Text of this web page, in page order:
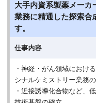
大手内資系製薬メーカ
業務に精通した探索合
す。
仕事内容
・神経・がん領域におけ
シナルケミストリー業務
・近接誘導化合物など、